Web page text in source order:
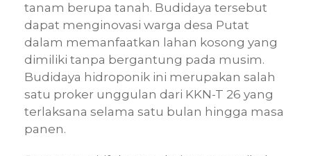
tanam berupa tanah. Budidaya tersebut
dapat menginovasi warga desa Putat
dalam memanfaatkan lahan kosong yang
dimiliki tanpa bergantung pada musim.
Budidaya hidroponik ini merupakan salah
satu proker unggulan dari KKN-T 26 yang
terlaksana selama satu bulan hingga masa
panen.